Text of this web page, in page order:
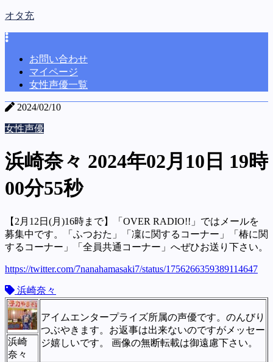
オタ充
お問い合わせ
マイページ
女性声優一覧
2024/02/10
女性声優
浜崎奈々 2024年02月10日 19時
00分55秒
【2月12日(月)16時まで】「OVER RADIO!!」ではメールを
募集中です。「ふつおた」「凜に関するコーナー」「椿に関
するコーナー」「全員共通コーナー」へぜひお送り下さい。
https://twitter.com/7nanahamasaki7/status/1756266359389114647
浜崎奈々
アイムエンタープライズ所属の声優です。のんびり
つぶやきます。お返事は出来ないのですがメッセー
ジ嬉しいです。 画像の無断転載は御遠慮下さい。
浜崎
奈々